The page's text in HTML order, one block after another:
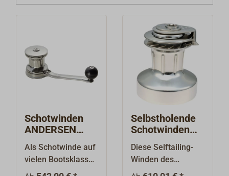
Schotwinden
ANDERSEN
Classic
Als Schotwinde auf
vielen Bootsklassen
(Drachen, H-Boot,
Selbstholende
Schotwinden
ANDERSEN FS
FullSteel
Diese Selftailing-
Winden des
renommierten